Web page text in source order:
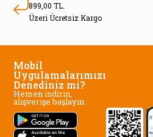
899,00 TL.
Üzeri Ücretsiz Kargo
Mobil
Uygulamalarımızı
Denediniz mi?
Hemen indirin,
alışverişe başlayın.